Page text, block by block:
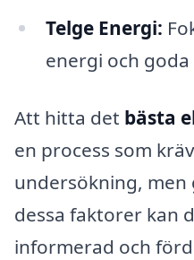
Telge Energi:
energi och
Att hitta det bästa
en process som
undersökning,
dessa faktorer kan
informerad och